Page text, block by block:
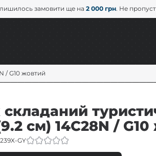
замовити ще на2 000 грн. Не
/ G10 жовтий
см) 14C28N /
239X-GY